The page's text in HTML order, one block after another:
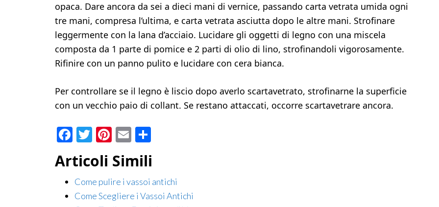
opaca. Dare ancora da sei a dieci mani di vernice, passando carta vetrata umida ogni
tre mani, compresa l’ultima, e carta vetrata asciutta dopo le altre mani. Strofinare
leggermente con la lana d’acciaio. Lucidare gli oggetti di legno con una miscela
composta da 1 parte di pomice e 2 parti di olio di lino, strofinandoli vigorosamente.
Rifinire con un panno pulito e lucidare con cera bianca.
Per controllare se il legno è liscio dopo averlo scartavetrato, strofinarne la superficie
con un vecchio paio di collant. Se restano attaccati, occorre scartavetrare ancora.
Facebook
Twitter
Pinterest
Email
Articoli Simili
Come pulire i vassoi antichi
Come Scegliere i Vassoi Antichi